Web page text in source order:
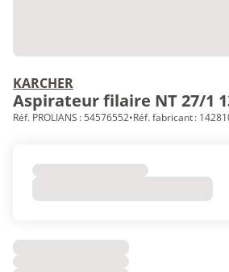
KARCHER
Aspirateur filaire NT 27/1
Réf. PROLIANS : 54576552•Réf. fabricant :